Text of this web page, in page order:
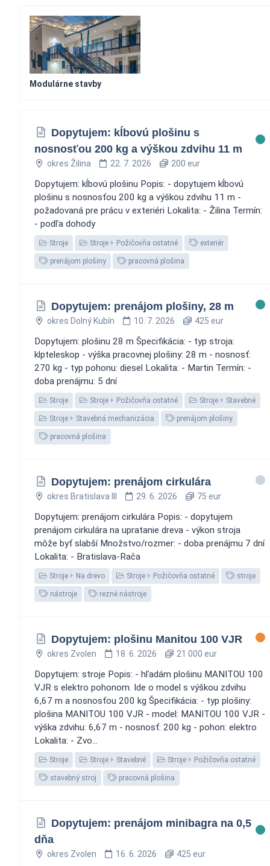
Modulárne stavby
Dopytujem: kĺbovú plošinu s
nosnosťou 200 kg a výškou zdvihu 11 m
okres Žilina 22. 7. 2026 200 eur
Dopytujem: kĺbovú plošinu Popis: - dopytujem kĺbovú
plošinu s nosnosťou 200 kg a výškou zdvihu 11 m -
požadovaná pre prácu v exteriéri Lokalita: - Žilina Termín:
- podľa dohody
Stroje Stroje Požičovňa ostatné exteriér
prenájom plošiny pracovná plošina
Dopytujem: prenájom plošiny, 28 m
okres Dolný Kubín 10. 7. 2026 425 eur
Dopytujem: plošinu 28 m Špecifikácia: - typ stroja:
klpteleskop - výška pracovnej plošiny: 28 m - nosnosť:
270 kg - typ pohonu: diesel Lokalita: - Martin Termín: -
doba prenájmu: 5 dní
Stroje Stroje Požičovňa ostatné Stroje Stavebné
Stroje Stavebná mechanizácia prenájom plošiny
pracovná plošina
Dopytujem: prenájom cirkulára
okres Bratislava III 29. 6. 2026 75 eur
Dopytujem: prenájom cirkulára Popis: - dopytujem
prenájom cirkulára na upratanie dreva - výkon stroja
môže byť slabší Množstvo/rozmer: - doba prenájmu 7 dní
Lokalita: - Bratislava-Rača
Stroje Na drevo Stroje Požičovňa ostatné stroje
nástroje rezné nástroje
Dopytujem: plošinu Manitou 100 VJR
okres Zvolen 18. 6. 2026 21 000 eur
Dopytujem: stroje Popis: - hľadám plošinu MANITOU 100
VJR s elektro pohonom. Ide o model s výškou zdvihu
6,67 m a nosnosťou 200 kg Špecifikácia: - typ plošiny:
plošina MANITOU 100 VJR - model: MANITOU 100 VJR -
výška zdvihu: 6,67 m - nosnosť: 200 kg - pohon: elektro
Lokalita: - Zvo...
Stroje Stroje Stavebné Stroje Požičovňa ostatné
stavebný stroj pracovná plošina
Dopytujem: prenájom minibagra na 0,5
dňa
okres Zvolen 16. 6. 2026 425 eur